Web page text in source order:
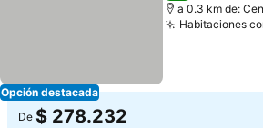
Opción destacada
a 0.3 km de:
Habitaciones
De $ 278.232